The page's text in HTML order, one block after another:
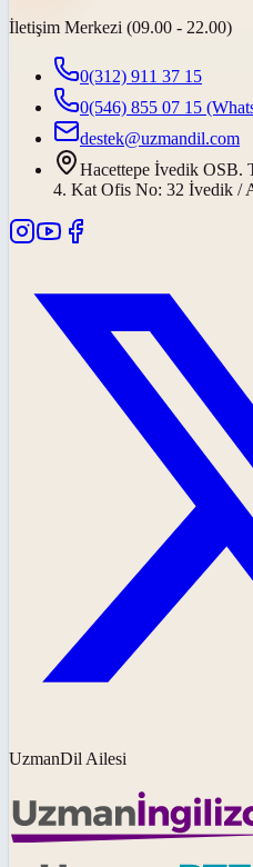
İletişim Merkezi (09.00 - 22.00)
0(312) 911 37 15
0(546) 855 07 15
destek@uzmandil.com
Hacettepe İvedik OSB.
4. Kat Ofis No: 32 İvedik /
UzmanDil Ailesi